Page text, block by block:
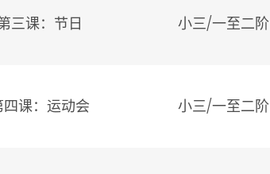
三课：节日 小三/一至二阶
课：运动会 小三/一至二阶